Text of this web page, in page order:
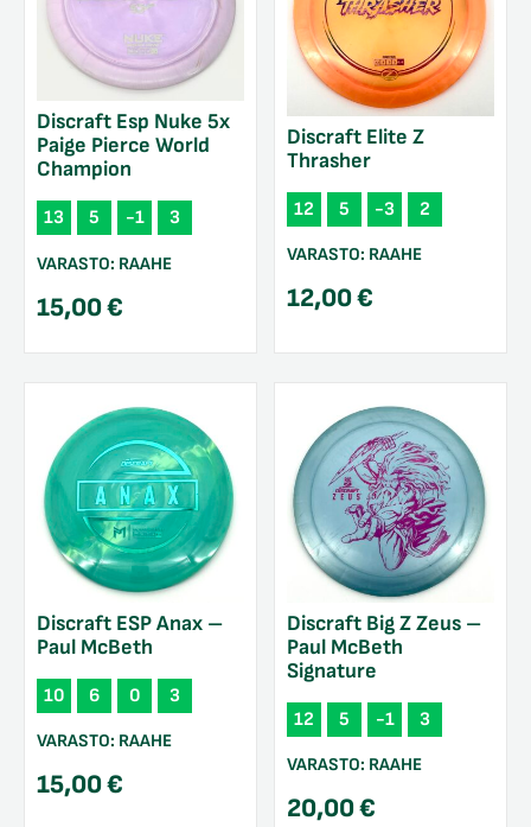
Discraft Esp Nuke 5x
Paige Pierce World
Champion
13 5 -1 3
VARASTO: RAAHE
15,00€
Discraft Elite Z
Thrasher
12 5 -3 2
VARASTO: RAAHE
12,00€
Discraft ESP Anax –
Paul McBeth
10 6 0 3
VARASTO: RAAHE
15,00€
Discraft Big Z Zeus –
Paul McBeth
Signature
12 5 -1 3
VARASTO: RAAHE
20,00€